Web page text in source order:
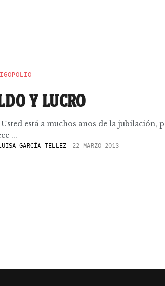
Y LUCRO
está a muchos años de la jubilación,
...
GARCÍA TELLEZ 22 MARZO 2013